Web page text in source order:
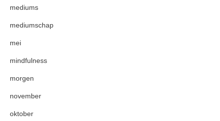
mediums
mediumschap
mei
mindfulness
morgen
november
oktober